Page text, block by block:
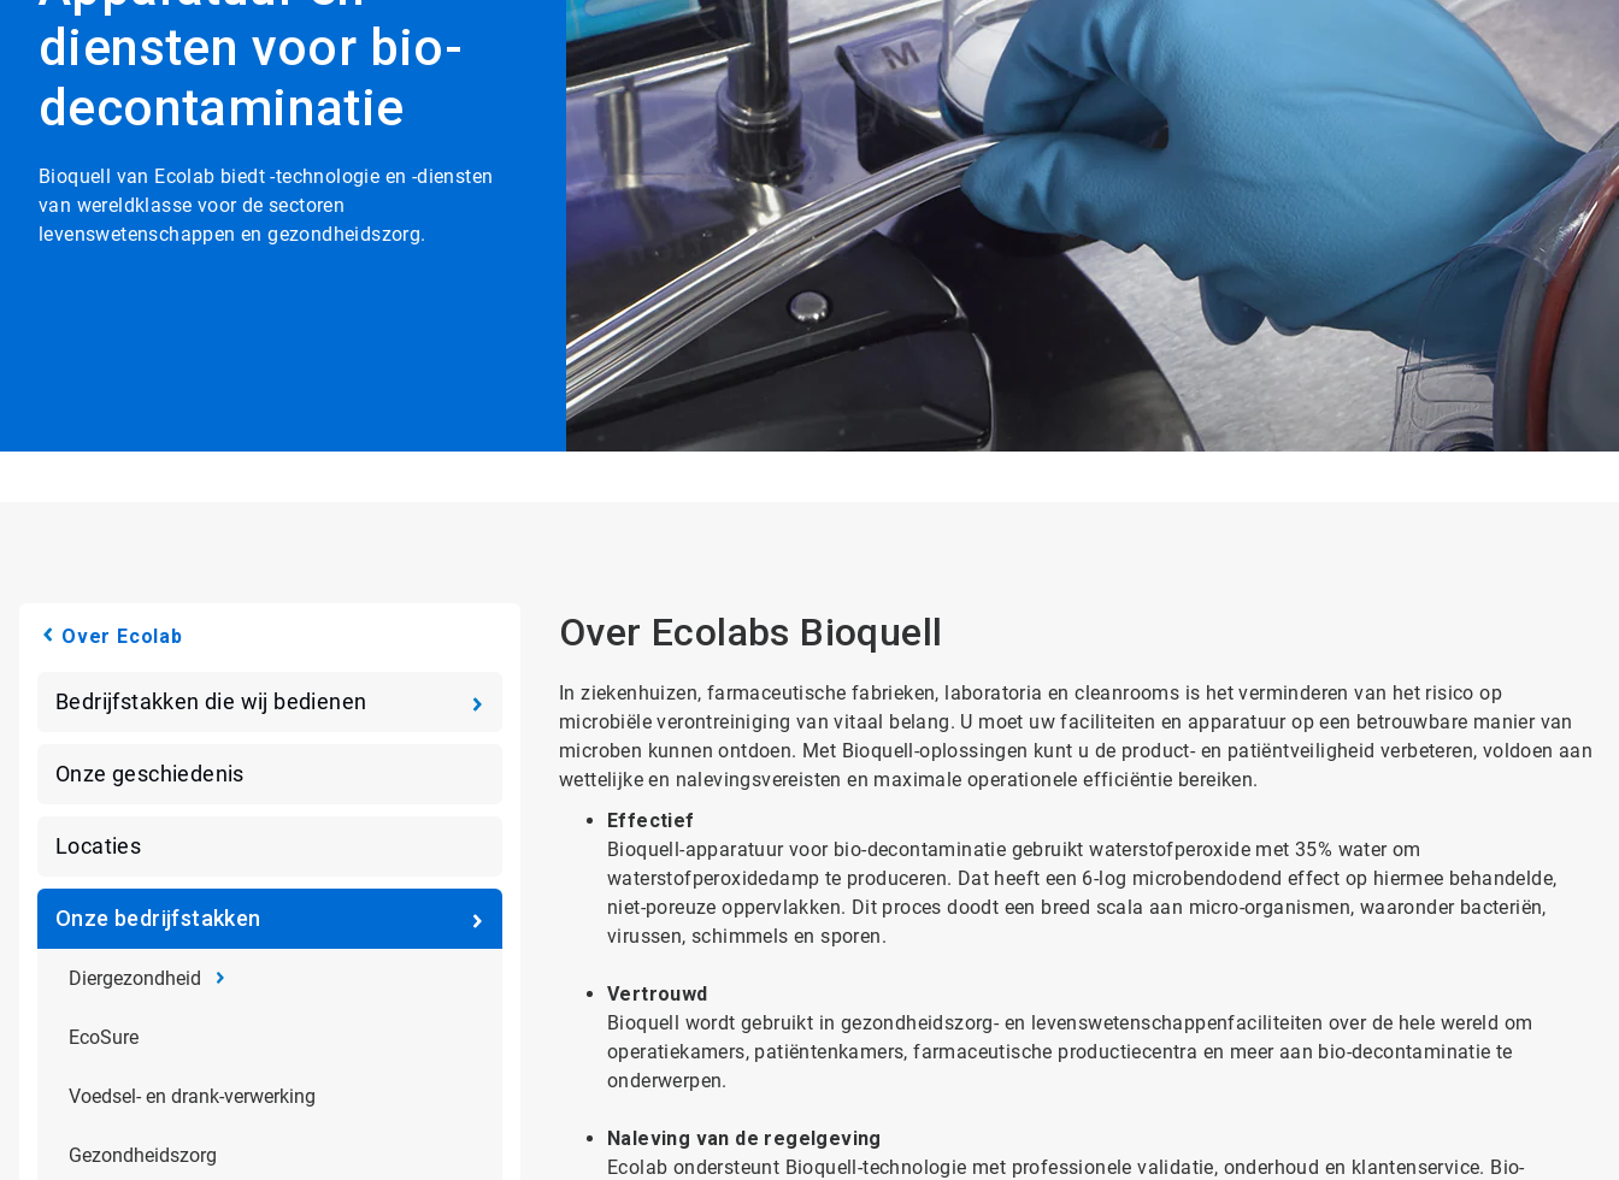
diensten voor bio-
decontaminatie
Bioquell van Ecolab biedt -technologie en -diensten
van wereldklasse voor de sectoren
levenswetenschappen en gezondheidszorg.
Over Ecolab
Bedrijfstakken die wij bedienen
Onze geschiedenis
Locaties
Onze bedrijfstakken
Diergezondheid
EcoSure
Voedsel- en drank-verwerking
Gezondheidszorg
Over Ecolabs Bioquell
In ziekenhuizen, farmaceutische fabrieken, laboratoria en cleanrooms is het verminderen van het risico op
microbiële verontreiniging van vitaal belang. U moet uw faciliteiten en apparatuur op een betrouwbare manier van
microben kunnen ontdoen. Met Bioquell-oplossingen kunt u de product- en patiëntveiligheid verbeteren, voldoen aan
wettelijke en nalevingsvereisten en maximale operationele efficiëntie bereiken.
Effectief
Bioquell-apparatuur voor bio-decontaminatie gebruikt waterstofperoxide met 35% water om
waterstofperoxidedamp te produceren. Dat heeft een 6-log microbendodend effect op hiermee behandelde,
niet-poreuze oppervlakken. Dit proces doodt een breed scala aan micro-organismen, waaronder bacteriën,
virussen, schimmels en sporen.
Vertrouwd
Bioquell wordt gebruikt in gezondheidszorg- en levenswetenschappenfaciliteiten over de hele wereld om
operatiekamers, patiëntenkamers, farmaceutische productiecentra en meer aan bio-decontaminatie te
onderwerpen.
Naleving van de regelgeving
Ecolab ondersteunt Bioquell-technologie met professionele validatie, onderhoud en klantenservice. Bio-